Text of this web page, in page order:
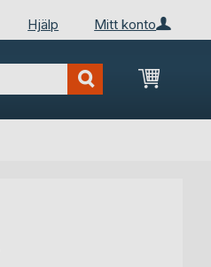
Mitt konto
Hjälp
Min